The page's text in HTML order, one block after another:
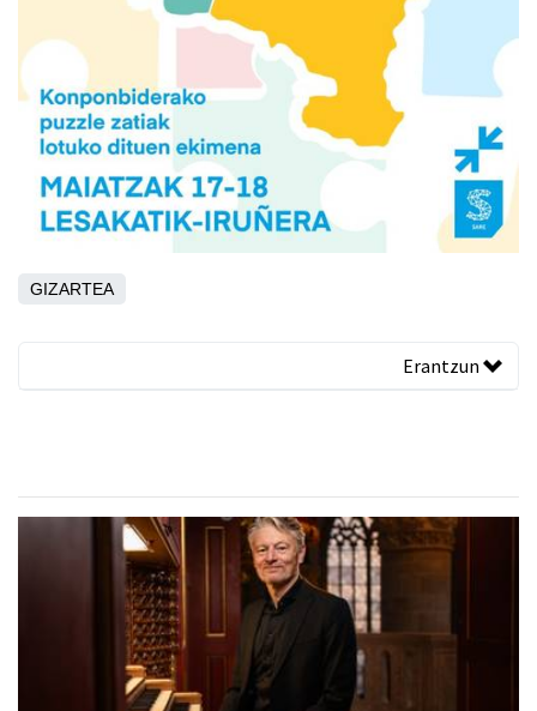
GIZARTEA
Erantzun